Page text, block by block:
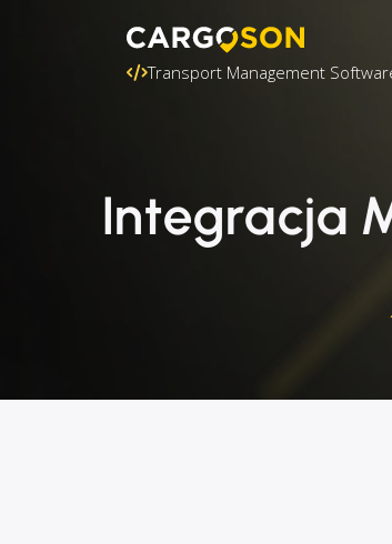
Transport Management
Integracja